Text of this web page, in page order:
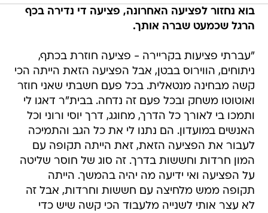
בוא נחזור לפציעה האחרונה, פציעה די נדירה בכף
הרגל שכמעט שברה אותך.
"עברתי פציעות בקריירה - פציעה חוזרת בכתף,
ניתוחים, הווירוס בבטן, אבל הפציעה הזאת הייתה הכי
קשה מבחינה מנטאלית. בכל פעם חשבתי שאני חוזר
ואוטוטו משחק ובכל פעם זה נדחה. בבית"ר דאגו לי
ותמכו בי לאורך כל הדרך, מחוגג, דרך יוסי ורוני וכל
האנשים במועדון. הם נתנו לי את כל הגב והתמיכה
לעבור את הפציעה הזאת, זאת הייתה תקופה עם
המון חרדות וחששות בדרך. זה סוג של חוסר שליטה
על הפציעה ואי ידיעה מה יהיה בהמשך. הייתה
תקופה ממש מלחיצה עם חששות וחרדות, אבל זה
לא עצר אותי לשנייה מלעבוד הכי קשה שיש כדי